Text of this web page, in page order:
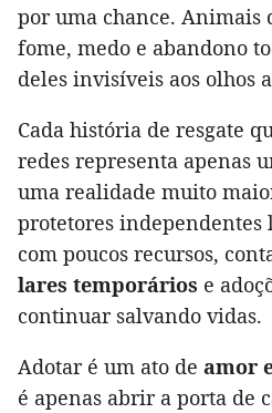
por uma chance.
fome, medo e abandono
deles invisíveis aos olhos
Cada história de resgate
redes representa apenas
uma realidade muito
protetores
com poucos recursos,
lares temporários e
continuar salvando vidas.
Adotar é um ato de amor
é apenas abrir a porta de